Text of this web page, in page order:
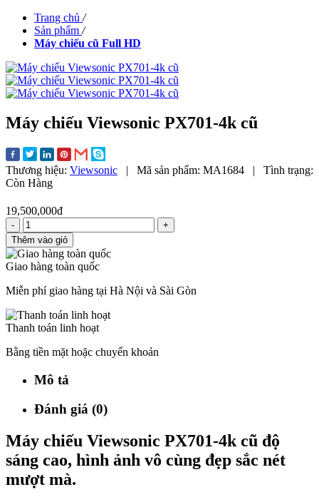
Trang chủ /
Sản phẩm /
Máy chiếu cũ Full HD
Máy chiếu Viewsonic PX701-4k cũ
Thương hiệu: Viewsonic | Mã sản phẩm: MA1684 |
Tình trạng:
Còn Hàng
19,500,000đ
-
+
Thêm vào giỏ
Giao hàng toàn quốc
Miễn phí giao hàng tại Hà Nội và Sài Gòn
Thanh toán linh hoạt
Bằng tiền mặt hoặc chuyển khoản
Mô tả
Đánh giá (0)
Máy chiếu Viewsonic PX701-4k cũ độ
sáng cao, hình ảnh vô cùng đẹp sắc nét
mượt mà.